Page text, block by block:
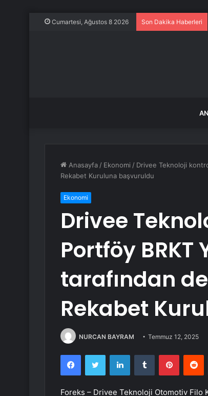
Cumartesi, Ağustos 8 2026 Son Dakika Haberleri
Anasayfa / Ekonomi / Drivee Teknoloji
Rekabet Kuruluna başvuruldu
Ekonomi
Drivee
Portföy BRKT
tarafından
Rekabet
NURCAN BAYRAM Temmuz 12, 2025
FacebookTwitter LinkedInTumblr Pinterest
Foreks – Drivee Teknoloji Otomotiv Filo